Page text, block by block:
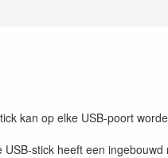
kan op elke USB-poort
stick heeft een